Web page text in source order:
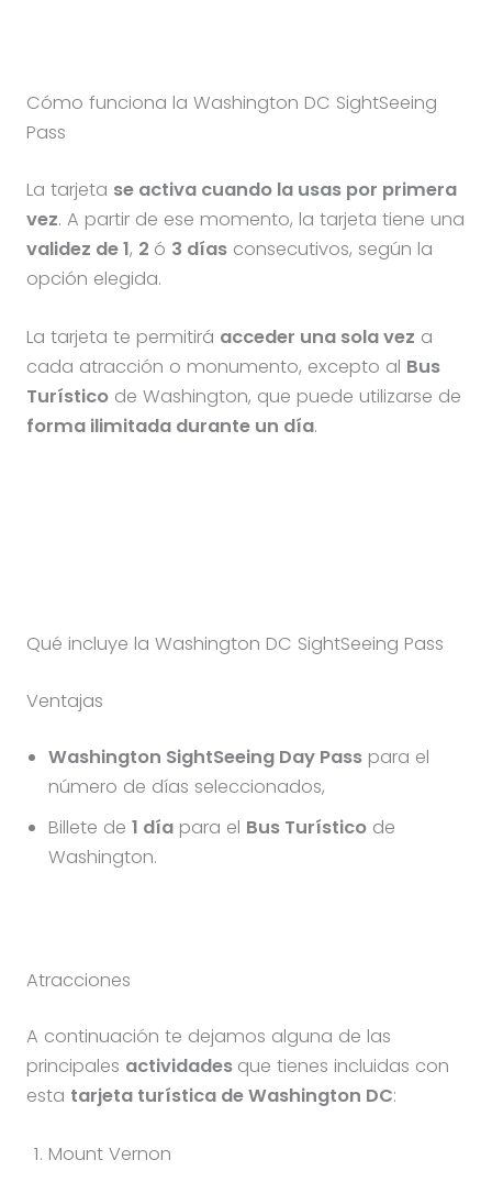
Cómo funciona la Washington DC SightSeeing
Pass
La tarjeta se activa cuando la usas por primera
vez. A partir de ese momento, la tarjeta tiene una
validez de 1, 2 ó 3 díasconsecutivos, según la
opción elegida.
La tarjeta te permitirá acceder una sola vez a
cada atracción o monumento, excepto al Bus
Turísticode Washington, que puede utilizarse de
forma ilimitada durante un día.
Qué incluye la Washington DC SightSeeing Pass
Ventajas
Washington SightSeeing Day Passpara el
número de días seleccionados,
Billete de 1 díapara el Bus Turísticode
Washington.
Atracciones
A continuación te dejamos alguna de las
principales actividades que tienes incluidas con
esta tarjeta turística de Washington DC:
Mount Vernon